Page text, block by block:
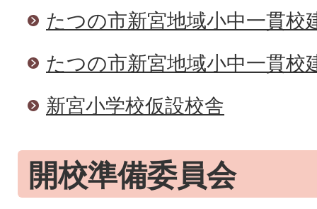
たつの市新宮地域小中一貫校
たつの市新宮地域小中一貫校
新宮小学校仮設校舎
開校準備委員会